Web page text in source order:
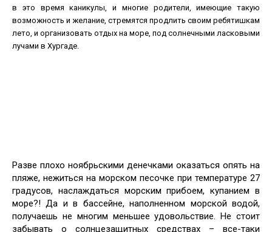
в это время каникулы, и многие родители, имеющие такую
возможность и желание, стремятся продлить своим ребятишкам
лето, и организовать отдых на море, под солнечными ласковыми
лучами в Хургаде.
Разве плохо ноябрьскими денечками оказаться опять на
пляже, нежиться на морском песочке при температуре 27
градусов, наслаждаться морским прибоем, купанием в
море?! Да и в бассейне, наполненном морской водой,
получаешь не многим меньшее удовольствие. Не стоит
забывать о солнцезащитных средствах – все-таки